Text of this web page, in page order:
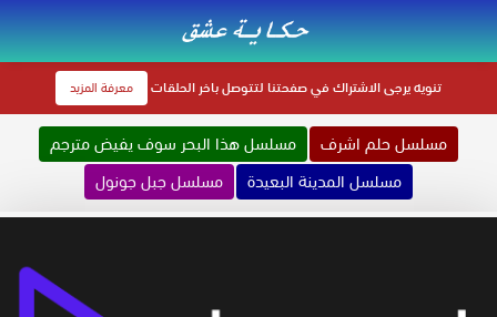
تنويهيرجى الاشتراك في صفحتنا لتتوصل باخر الحلقات معرفة المزيد
مسلسل حلم اشرف
مسلسل هذا البحر سوف يفيض مترجم
مسلسل المدينة البعيدة
مسلسل جبل جونول